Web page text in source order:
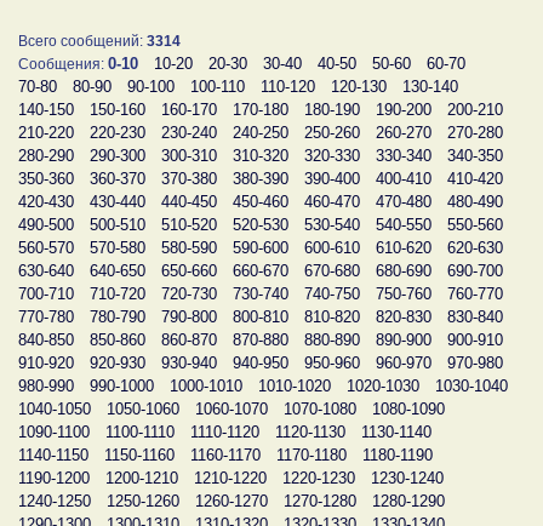
Всего сообщений: 3314
Сообщения: 0-10 10-20 20-30 30-40 40-50 50-60
60-70
70-80
80-90 90-100 100-110 110-120 120-130
130-140
140-150
150-160 160-170 170-180 180-190 190-200
200-210
210-220
220-230 230-240 240-250 250-260 260-270
270-280
280-290
290-300 300-310 310-320 320-330 330-340
340-350
350-360
360-370 370-380 380-390 390-400 400-410
410-420
420-430
430-440 440-450 450-460 460-470 470-480
480-490
490-500
500-510 510-520 520-530 530-540 540-550
550-560
560-570
570-580 580-590 590-600 600-610 610-620
620-630
630-640
640-650 650-660 660-670 670-680 680-690
690-700
700-710
710-720 720-730 730-740 740-750 750-760
760-770
770-780
780-790 790-800 800-810 810-820 820-830
830-840
840-850
850-860 860-870 870-880 880-890 890-900
900-910
910-920
920-930 930-940 940-950 950-960 960-970
970-980
980-990
990-1000 1000-1010 1010-1020 1020-1030
1030-1040
1040-1050
1050-1060 1060-1070 1070-1080
1080-1090
1090-1100
1100-1110 1110-1120 1120-1130
1130-1140
1140-1150
1150-1160 1160-1170 1170-1180
1180-1190
1190-1200
1200-1210 1210-1220 1220-1230
1230-1240
1240-1250
1250-1260 1260-1270 1270-1280
1280-1290